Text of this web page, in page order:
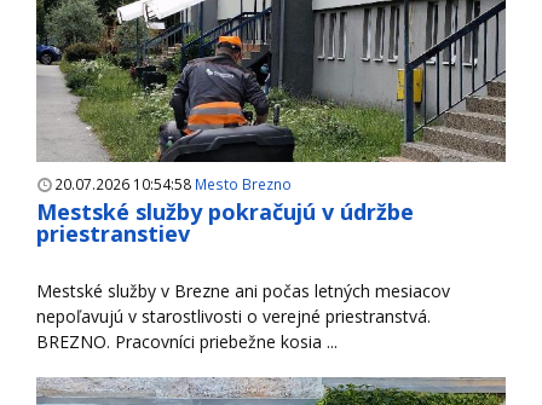
20.07.2026 10:54:58 Mesto Brezno
Mestské služby pokračujú v údržbe
priestranstiev
Mestské služby v Brezne ani počas letných mesiacov
nepoľavujú v starostlivosti o verejné priestranstvá.
BREZNO. Pracovníci priebežne kosia ...